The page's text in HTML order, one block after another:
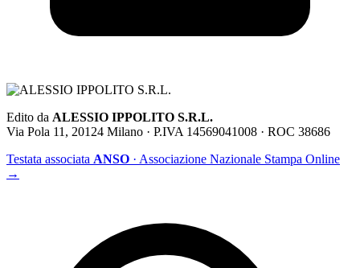
Edito da ALESSIO IPPOLITO S.R.L.
Via Pola 11, 20124 Milano · P.IVA 14569041008 · ROC 38686
Testata associata ANSO · Associazione Nazionale Stampa Online
→